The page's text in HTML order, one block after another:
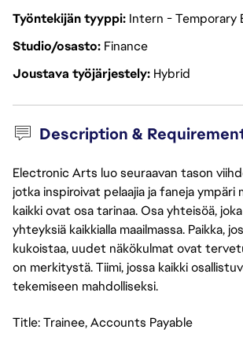
Työntekijän tyyppi Intern - Temporary
Studio/osasto Finance
Joustava työjärjestely Hybrid
Description &
Electronic Arts luo seuraavan tason
jotka inspiroivat pelaajia ja faneja ympäri
kaikki ovat osa tarinaa. Osa yhteisöä,
yhteyksiä kaikkialla maailmassa. Paikka,
kukoistaa, uudet näkökulmat ovat
on merkitystä. Tiimi, jossa kaikki
tekemiseen mahdolliseksi.
Title: Trainee, Accounts Payable